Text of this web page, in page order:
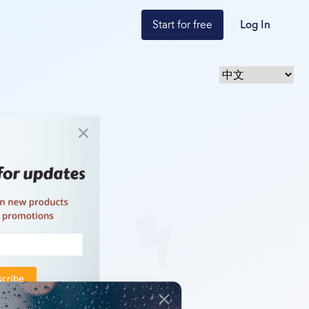
Start for free Log In